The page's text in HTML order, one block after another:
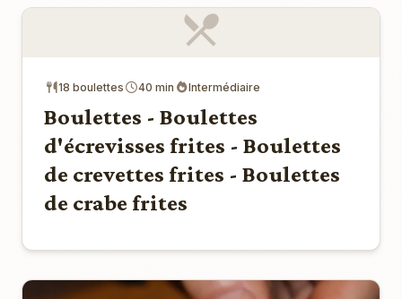
18 boulettes 40 min Intermédiaire
Boulettes - Boulettes
d'écrevisses frites - Boulettes
de crevettes frites - Boulettes
de crabe frites